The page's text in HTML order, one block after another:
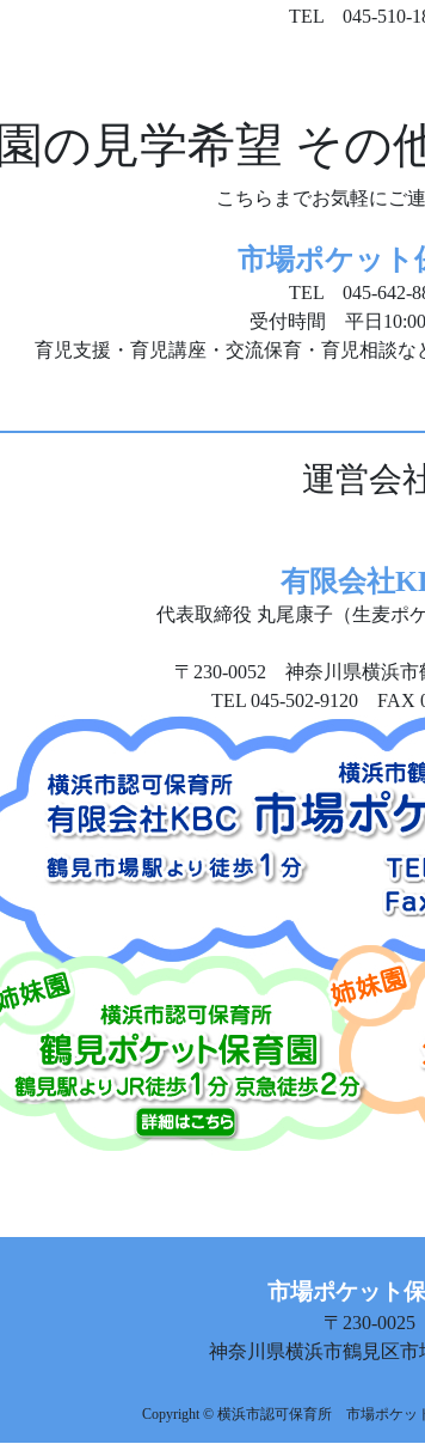
TEL 045-510-
園の見学希望 その
こちらまでお気軽にご
市場ポケット
TEL 045-642-
受付時間 平日
育児支援・育児講座・交流保育・育児相談
運営会
有限会社
代表取締役 丸尾康子（生麦ポ
〒230-0052 神奈川県横浜市
TEL 045-502-9120 FAX
市場ポケット
〒230-0025
神奈川県横浜市鶴見区市
Copyright © 横浜市認可保育所 市場ポケッ